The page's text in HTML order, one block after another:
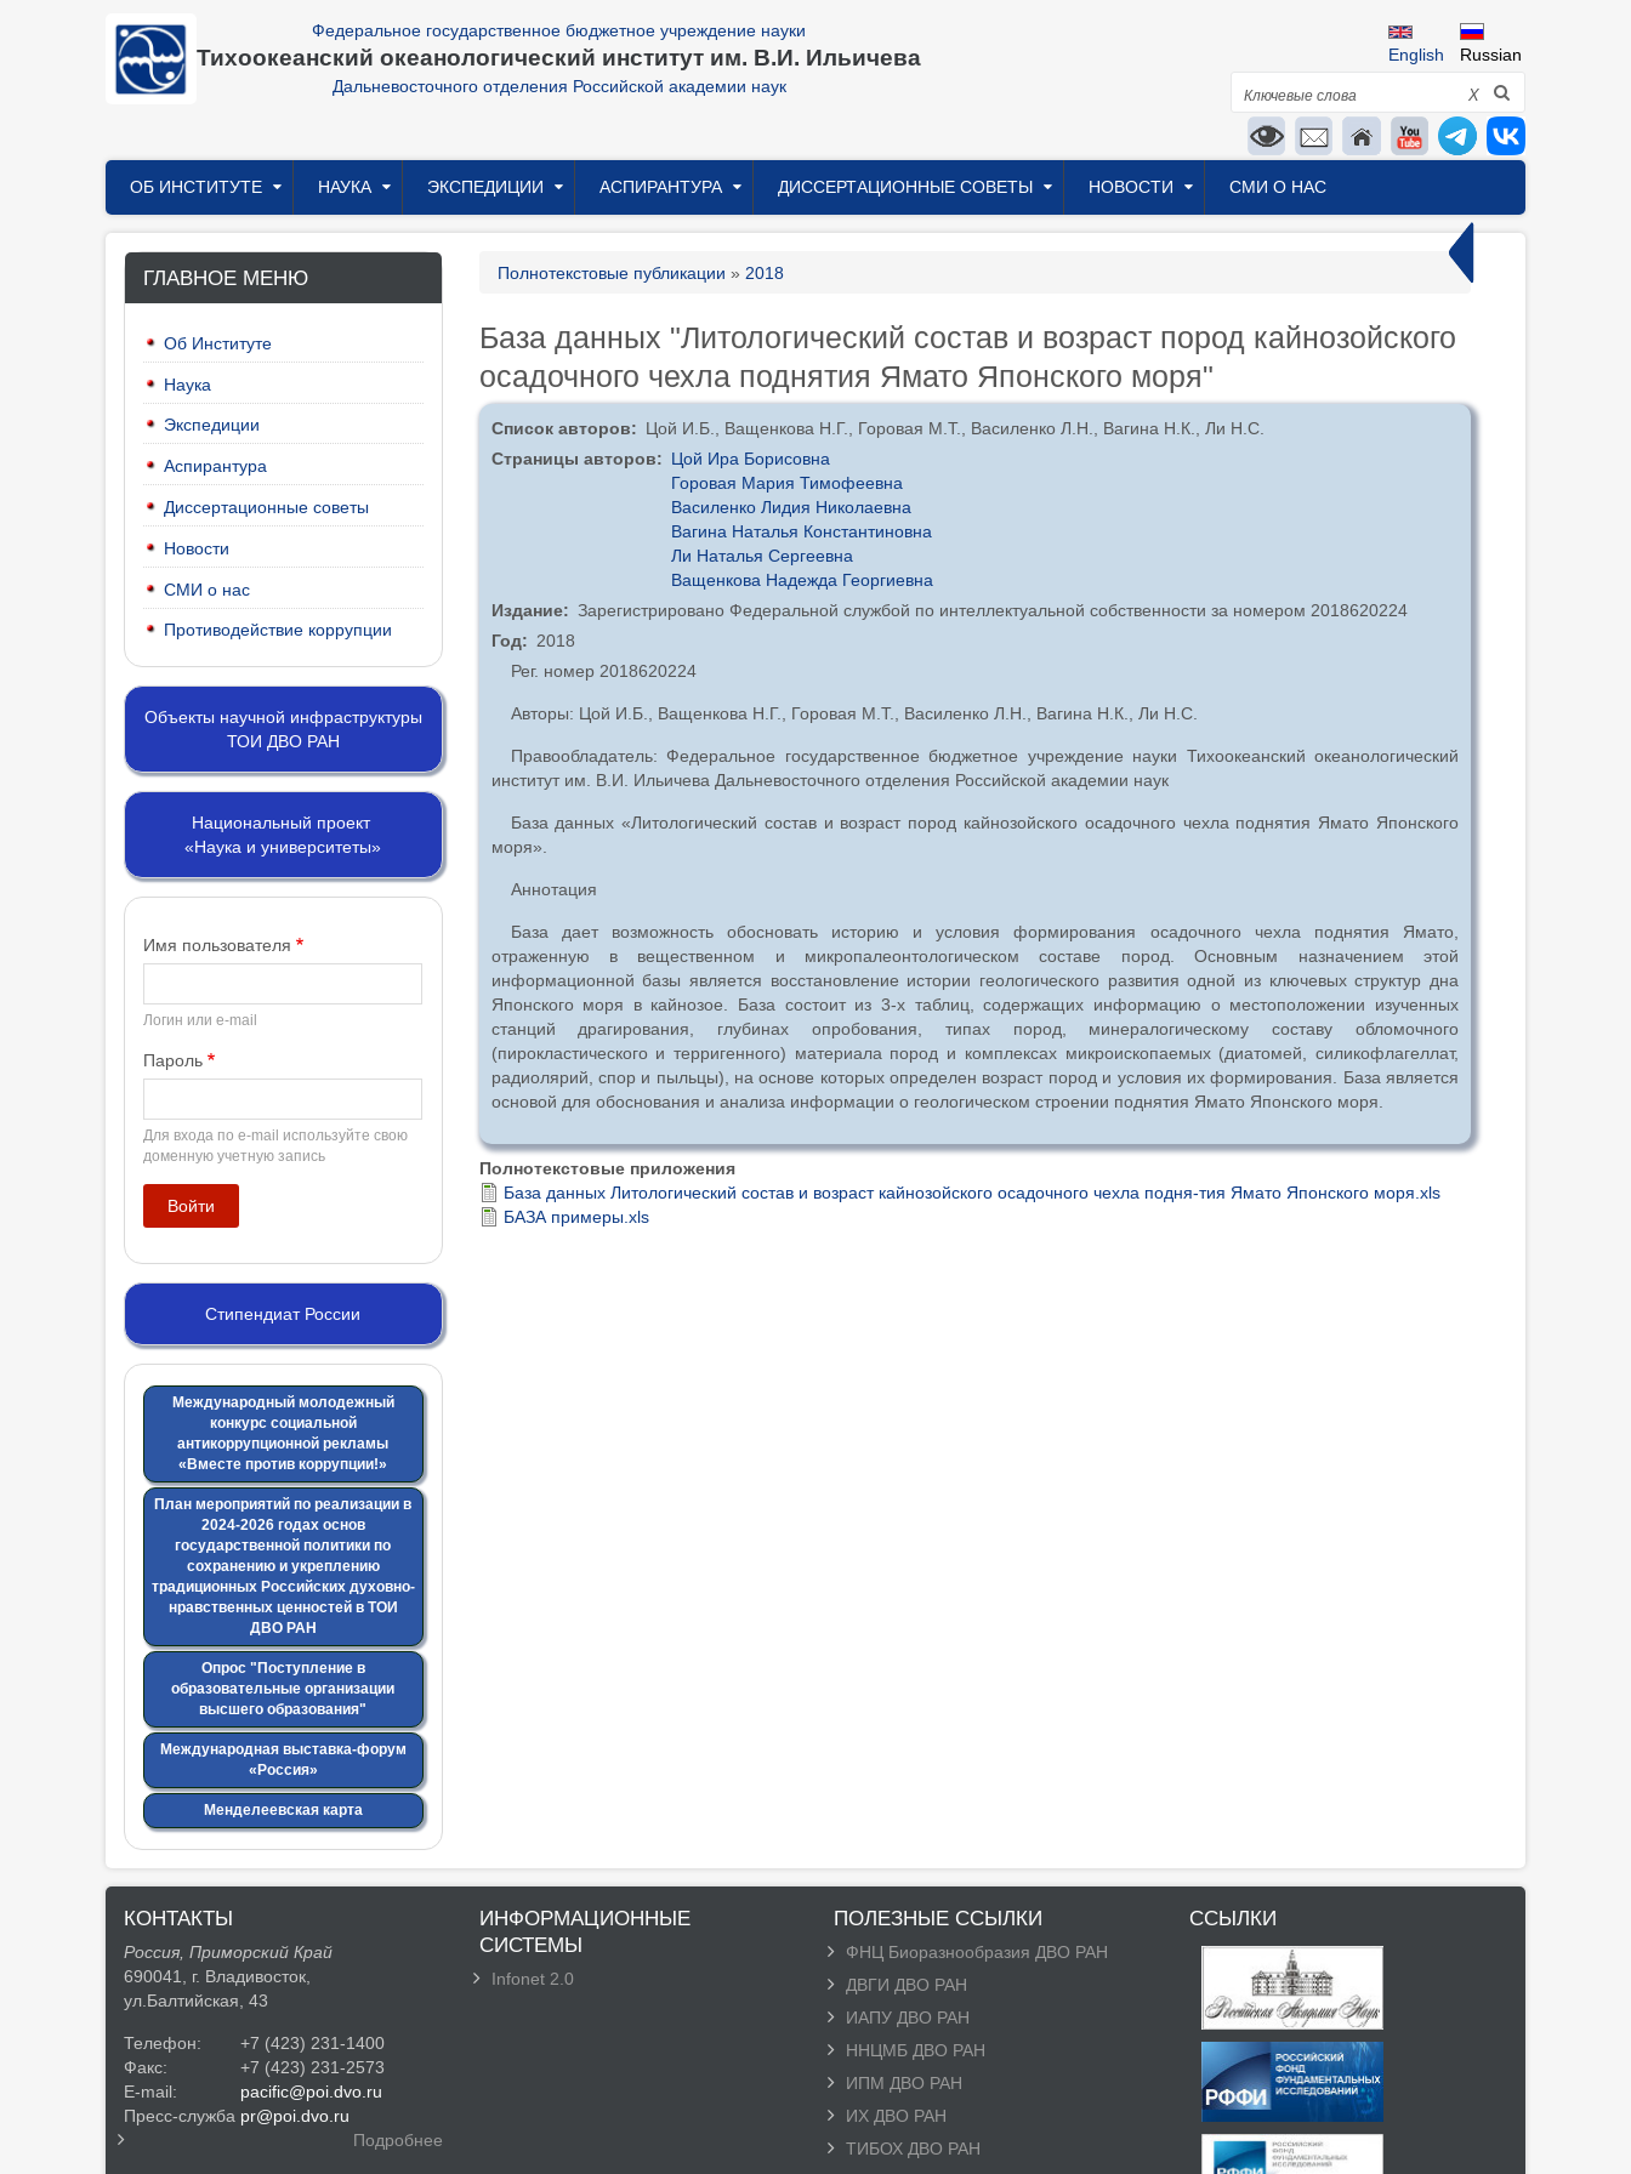
Федеральное государственное бюджетное учреждение науки
Тихоокеанский океанологический институт им. В.И. Ильичева
Дальневосточного отделения Российской академии наук
Russian
English
Поиск X
Главное
меню
ОБ ИНСТИТУТЕ НАУКА ЭКСПЕДИЦИИ АСПИРАНТУРА ДИССЕРТАЦИОННЫЕ СОВЕТЫ НОВОСТИ СМИ О НАС
ГЛАВНОЕ МЕНЮ
Об Институте
Наука
Экспедиции
Аспирантура
Диссертационные советы
Новости
СМИ о нас
Противодействие коррупции
Объекты научной инфраструктуры
ТОИ ДВО РАН
Национальный проект
«Наука и университеты»
Имя пользователя
Логин или e-mail
Пароль
Для входа по e-mail используйте свою
доменную учетную запись
Стипендиат России
Международный молодежный
конкурс социальной
антикоррупционной рекламы
«Вместе против коррупции!»
План мероприятий по реализации в
2024-2026 годах основ
государственной политики по
сохранению и укреплению
традиционных Российских духовно-
нравственных ценностей в ТОИ
ДВО РАН
Опрос "Поступление в
образовательные организации
высшего образования"
Международная выставка-форум
«Россия»
Менделеевская карта
Строка
Полнотекстовые публикации 2018
База данных "Литологический состав и возраст пород кайнозойского
осадочного чехла поднятия Ямато Японского моря"
Список авторов
Цой И.Б., Ващенкова Н.Г., Горовая М.Т., Василенко Л.Н., Вагина Н.К., Ли Н.С.
Страницы авторов
Цой Ира Борисовна
Горовая Мария Тимофеевна
Василенко Лидия Николаевна
Вагина Наталья Константиновна
Ли Наталья Сергеевна
Ващенкова Надежда Георгиевна
Издание
Зарегистрировано Федеральной службой по интеллектуальной собственности за номером 2018620224
Год
2018
Рег. номер 2018620224
Авторы: Цой И.Б., Ващенкова Н.Г., Горовая М.Т., Василенко Л.Н., Вагина Н.К., Ли Н.С.
Правообладатель: Федеральное государственное бюджетное учреждение науки Тихоокеанский океанологический
институт им. В.И. Ильичева Дальневосточного отделения Российской академии наук
База данных «Литологический состав и возраст пород кайнозойского осадочного чехла поднятия Ямато Японского
моря».
Аннотация
База дает возможность обосновать историю и условия формирования осадочного чехла поднятия Ямато,
отраженную в вещественном и микропалеонтологическом составе пород. Основным назначением этой
информационной базы является восстановление истории геологического развития одной из ключевых структур дна
Японского моря в кайнозое. База состоит из 3-х таблиц, содержащих информацию о местоположении изученных
станций драгирования, глубинах опробования, типах пород, минералогическому составу обломочного
(пирокластического и терригенного) материала пород и комплексах микроископаемых (диатомей, силикофлагеллат,
радиолярий, спор и пыльцы), на основе которых определен возраст пород и условия их формирования. База является
основой для обоснования и анализа информации о геологическом строении поднятия Ямато Японского моря.
Полнотекстовые приложения
База данных Литологический состав и возраст кайнозойского осадочного чехла подня-тия Ямато Японского моря.xls
БАЗА примеры.xls
КОНТАКТЫ
Россия, Приморский Край
690041, г. Владивосток,
ул.Балтийская, 43
Телефон:
+7 (423) 231-1400
Факс:
+7 (423) 231-2573
E-mail:
pacific@poi.dvo.ru
Пресс-служба pr@poi.dvo.ru
Подробнее
ИНФОРМАЦИОННЫЕ
СИСТЕМЫ
Infonet 2.0
ПОЛЕЗНЫЕ ССЫЛКИ
ФНЦ Биоразнообразия ДВО РАН
ДВГИ ДВО РАН
ИАПУ ДВО РАН
ННЦМБ ДВО РАН
ИПМ ДВО РАН
ИХ ДВО РАН
ТИБОХ ДВО РАН
ССЫЛКИ